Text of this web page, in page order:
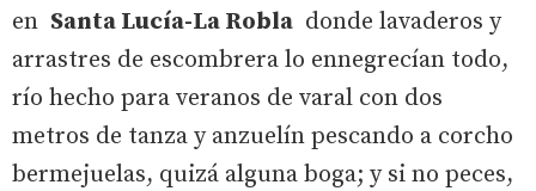
en Santa Lucía-La Robla donde lavaderos y
arrastres de escombrera lo ennegrecían todo,
río hecho para veranos de varal con dos
metros de tanza y anzuelín pescando a corcho
bermejuelas, quizá alguna boga; y si no peces,